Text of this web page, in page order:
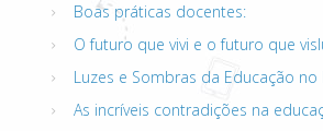
Boas práticas docentes:
O futuro que vivi e o futuro que
Luzes e Sombras da Educação no
As incríveis contradições na